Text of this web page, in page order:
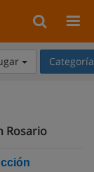
Rosario